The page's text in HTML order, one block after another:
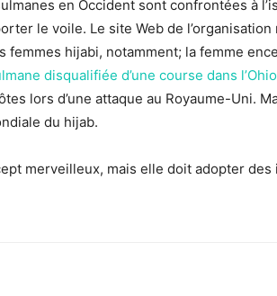
en Occident sont confrontées à
le voile. Le site Web de l’organisation
hijabi, notamment; la femme
disqualifiée d’une course dans
lors d’une attaque au Royaume-Uni.
du hijab.
merveilleux, mais elle doit adopter